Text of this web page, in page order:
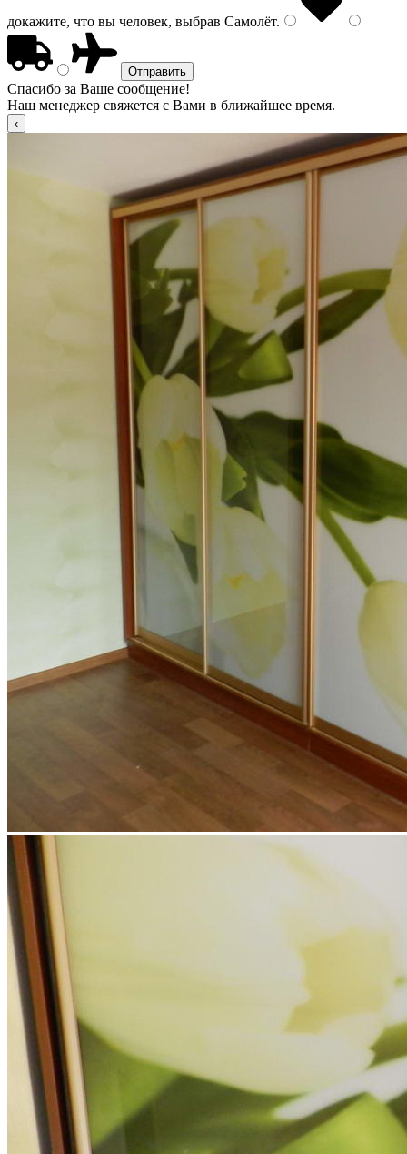
докажите, что вы человек, выбрав Самолёт.
Спасибо за Ваше сообщение!
Наш менеджер свяжется с Вами в ближайшее время.